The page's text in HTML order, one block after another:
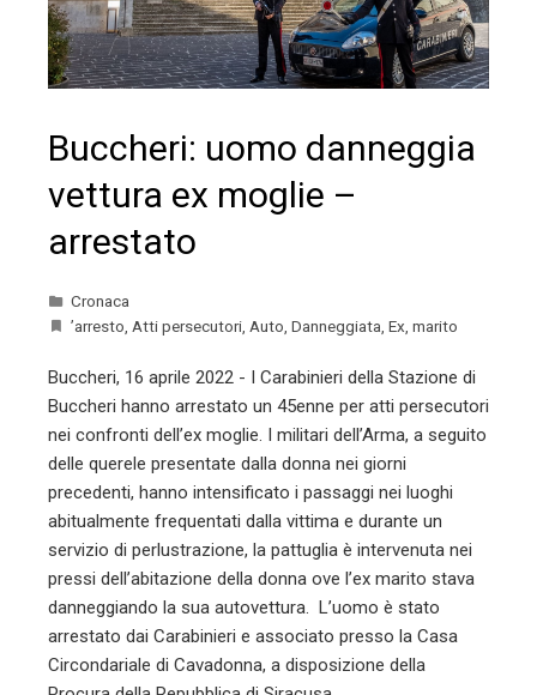
Buccheri: uomo danneggia
vettura ex moglie –
arrestato
Cronaca
’arresto Atti persecutori Auto Danneggiata Ex marito
Buccheri, 16 aprile 2022 - I Carabinieri della Stazione di
Buccheri hanno arrestato un 45enne per atti persecutori
nei confronti dell’ex moglie. I militari dell’Arma, a seguito
delle querele presentate dalla donna nei giorni
precedenti, hanno intensificato i passaggi nei luoghi
abitualmente frequentati dalla vittima e durante un
servizio di perlustrazione, la pattuglia è intervenuta nei
pressi dell’abitazione della donna ove l’ex marito stava
danneggiando la sua autovettura. L’uomo è stato
arrestato dai Carabinieri e associato presso la Casa
Circondariale di Cavadonna, a disposizione della